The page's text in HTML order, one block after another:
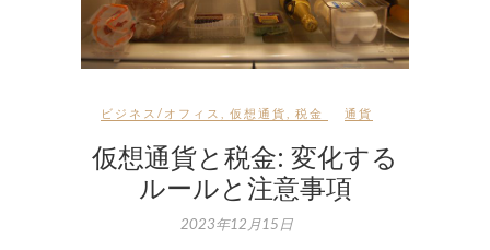
ビジネス/オフィス 仮想通貨 税金 通貨
仮想通貨と税金: 変化する
ルールと注意事項
2023年12月15日